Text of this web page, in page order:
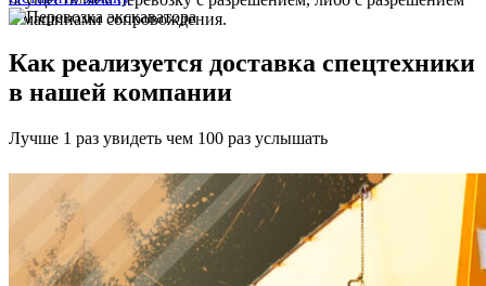
и машинами сопровождения.
Как реализуется доставка спецтехники
в нашей компании
Лучше 1 раз увидеть чем 100 раз услышать